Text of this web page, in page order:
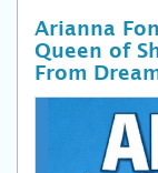
Arianna
Queen of
From